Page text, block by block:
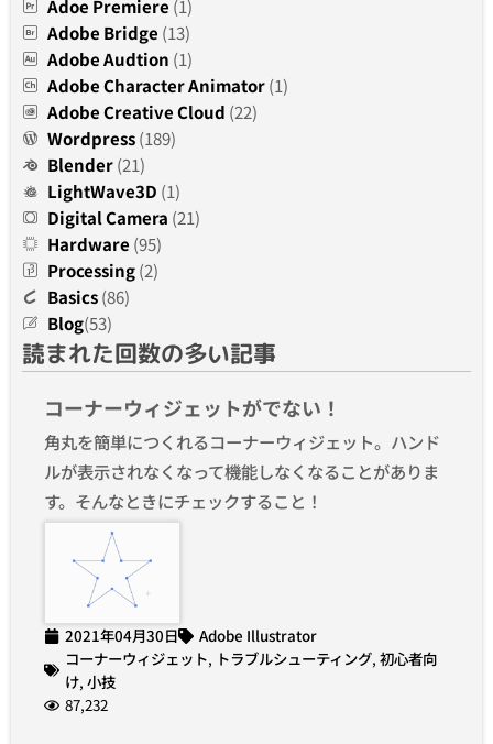
Adoe Premiere (1)
Adobe Bridge (13)
Adobe Audtion (1)
Adobe Character Animator(1)
Adobe Creative Cloud (22)
Wordpress(189)
Blender(21)
LightWave3D (1)
Digital Camera (21)
Hardware (95)
Processing(2)
Basics(86)
Blog(53)
読まれた回数の多い記事
コーナーウィジェットがでない！
角丸を簡単につくれるコーナーウィジェット。ハンド
ルが表示されなくなって機能しなくなることがありま
す。そんなときにチェックすること！
2021年04月30日
Adobe Illustrator
コーナーウィジェット, トラブルシューティング, 初心者向
け, 小技
87,232